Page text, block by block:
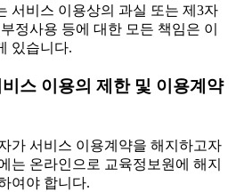
서비스 이용상의 과실 또는 제3자
정사용 등에 대한 모든 책임은 이
있습니다.
스 이용의 제한 및 이용계약
가 서비스 이용계약을 해지하고자
는 온라인으로 교육정보원에 해지
여야 합니다.